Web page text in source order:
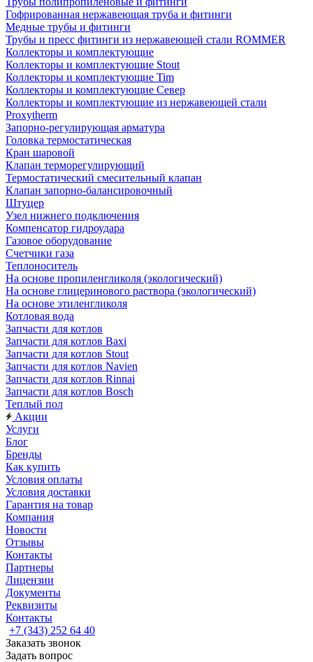
Гофрированная нержавеющая труба и фитинги
Медные трубы и фитинги
Трубы и пресс фитинги из нержавеющей стали ROMMER
Коллекторы и комплектующие
Коллекторы и комплектующие Stout
Коллекторы и комплектующие Tim
Коллекторы и комплектующие Север
Коллекторы и комплектующие из нержавеющей стали
Proxytherm
Запорно-регулирующая арматура
Головка термостатическая
Кран шаровой
Клапан терморегулирующий
Термостатический смесительный клапан
Клапан запорно-балансировочный
Штуцер
Узел нижнего подключения
Компенсатор гидроудара
Газовое оборудование
Счетчики газа
Теплоноситель
На основе пропиленгликоля (экологический)
На основе глицеринового раствора (экологический)
На основе этиленгликоля
Котловая вода
Запчасти для котлов
Запчасти для котлов Baxi
Запчасти для котлов Stout
Запчасти для котлов Navien
Запчасти для котлов Rinnai
Запчасти для котлов Bosch
Теплый пол
Акции
Услуги
Блог
Бренды
Как купить
Условия оплаты
Условия доставки
Гарантия на товар
Компания
Новости
Отзывы
Контакты
Партнеры
Лицензии
Документы
Реквизиты
Контакты
+7 (343) 252 64 40
Заказать звонок
Задать вопрос